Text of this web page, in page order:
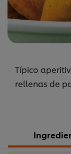
Típico
rellenas de